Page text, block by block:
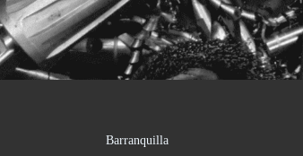
Barranquilla